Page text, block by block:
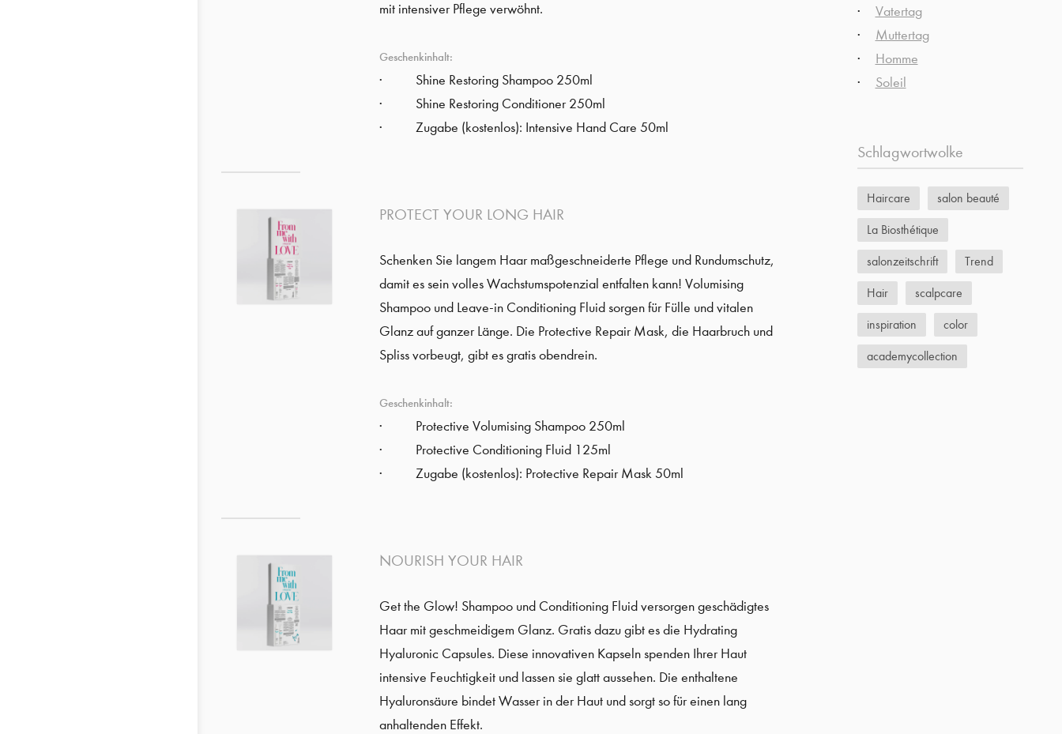
Vatertag
Muttertag
Homme
Soleil
Schlagwortwolke
Haircare salon beauté
La Biosthétique
salonzeitschrift Trend
Hair scalpcare
inspiration color
academycollection
mit intensiver Pflege verwöhnt.
Geschenkinhalt:
Shine Restoring Shampoo 250ml
Shine Restoring Conditioner 250ml
Zugabe (kostenlos): Intensive Hand Care 50ml
PROTECT YOUR LONG HAIR
Schenken Sie langem Haar maßgeschneiderte Pflege und Rundumschutz,
damit es sein volles Wachstumspotenzial entfalten kann! Volumising
Shampoo und Leave-in Conditioning Fluid sorgen für Fülle und vitalen
Glanz auf ganzer Länge. Die Protective Repair Mask, die Haarbruch und
Spliss vorbeugt, gibt es gratis obendrein.
Geschenkinhalt:
Protective Volumising Shampoo 250ml
Protective Conditioning Fluid 125ml
Zugabe (kostenlos): Protective Repair Mask 50ml
NOURISH YOUR HAIR
Get the Glow! Shampoo und Conditioning Fluid versorgen geschädigtes
Haar mit geschmeidigem Glanz. Gratis dazu gibt es die Hydrating
Hyaluronic Capsules. Diese innovativen Kapseln spenden Ihrer Haut
intensive Feuchtigkeit und lassen sie glatt aussehen. Die enthaltene
Hyaluronsäure bindet Wasser in der Haut und sorgt so für einen lang
anhaltenden Effekt.